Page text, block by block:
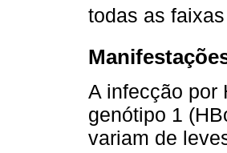
todas as
A infecção por
genótipo 1
variam de